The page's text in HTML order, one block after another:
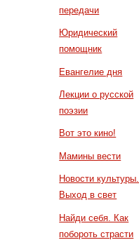
передачи
Юридический
помощник
Евангелие дня
Лекции о русской
поэзии
Вот это кино!
Мамины вести
Новости культуры.
Выход в свет
Найди себя. Как
побороть страсти